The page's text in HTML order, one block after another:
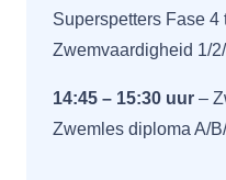
Superspetters Fase 4
Zwemvaardigheid 1/
14:45 – 15:30 uur –
Zwemles diploma A/